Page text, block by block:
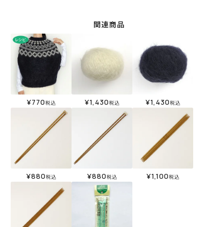
関連商品
¥770税込 ¥1,430税込 ¥1,430税込
¥880税込 ¥880税込 ¥1,100税込